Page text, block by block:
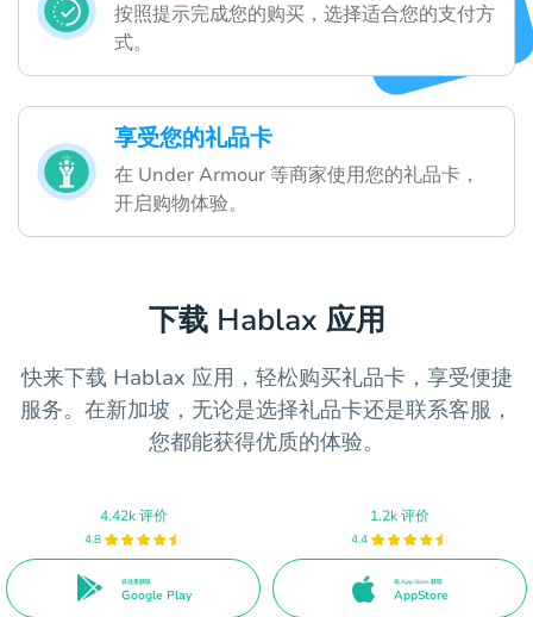
按照提示完成您的购买，选择适合您的支付方
式。
享受您的礼品卡
在 Under Armour 等商家使用您的礼品卡，
开启购物体验。
下载 Hablax 应用
快来下载 Hablax 应用，轻松购买礼品卡，享受便捷
服务。在新加坡，无论是选择礼品卡还是联系客服，
您都能获得优质的体验。
4.42k 评价
4.8
在这里获取
Google Play
1.2k 评价
4.4
在 App Store 获取
AppStore